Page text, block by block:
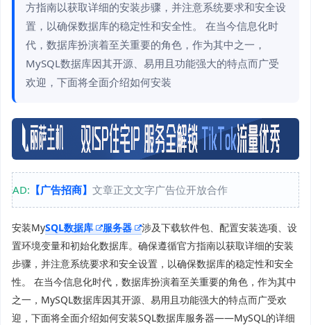
方指南以获取详细的安装步骤，并注意系统要求和安全设
置，以确保数据库的稳定性和安全性。 在当今信息化时
代，数据库扮演着至关重要的角色，作为其中之一，
MySQL数据库因其开源、易用且功能强大的特点而广受
欢迎，下面将全面介绍如何安装
AD: 【广告招商】 文章正文文字广告位开放合作
安装MySQL数据库 服务器
涉及下载软件包、配置安装选项、设
置环境变量和初始化数据库。确保遵循官方指南以获取详细的安装
步骤，并注意系统要求和安全设置，以确保数据库的稳定性和安全
性。 在当今信息化时代，数据库扮演着至关重要的角色，作为其中
之一，MySQL数据库因其开源、易用且功能强大的特点而广受欢
迎，下面将全面介绍如何安装SQL数据库服务器——MySQL的详细